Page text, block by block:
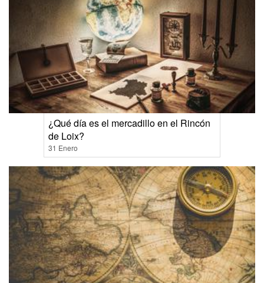
¿Qué día es el mercadillo en el Rincón
de Loix?
31 Enero